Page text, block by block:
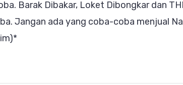
Barak Dibakar, Loket Dibongkar dan
Jangan ada yang coba-coba menjual